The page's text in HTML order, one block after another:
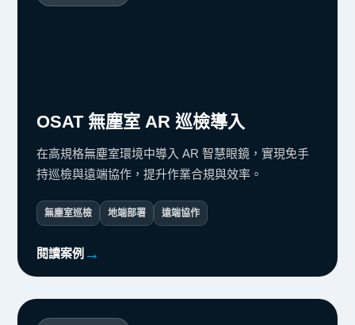
OSAT 無塵室 AR 巡檢導入
在高規格無塵室環境中導入 AR 智慧眼鏡，實現免手
持巡檢與遠端協作，提升作業合規與效率。
無塵室巡檢 地端部署 遠端協作
閱讀案例